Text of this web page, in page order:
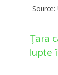
Source:
Țara
lupte